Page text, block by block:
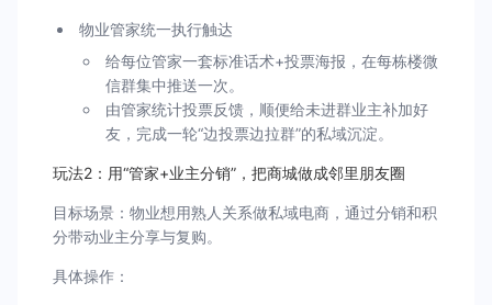
物业管家统一执行触达
给每位管家一套标准话术+投票海报，在每栋楼微
信群集中推送一次。
由管家统计投票反馈，顺便给未进群业主补加好
友，完成一轮“边投票边拉群”的私域沉淀。
玩法2：用“管家+业主分销”，把商城做成邻里朋友圈
目标场景：物业想用熟人关系做私域电商，通过分销和积
分带动业主分享与复购。
具体操作：